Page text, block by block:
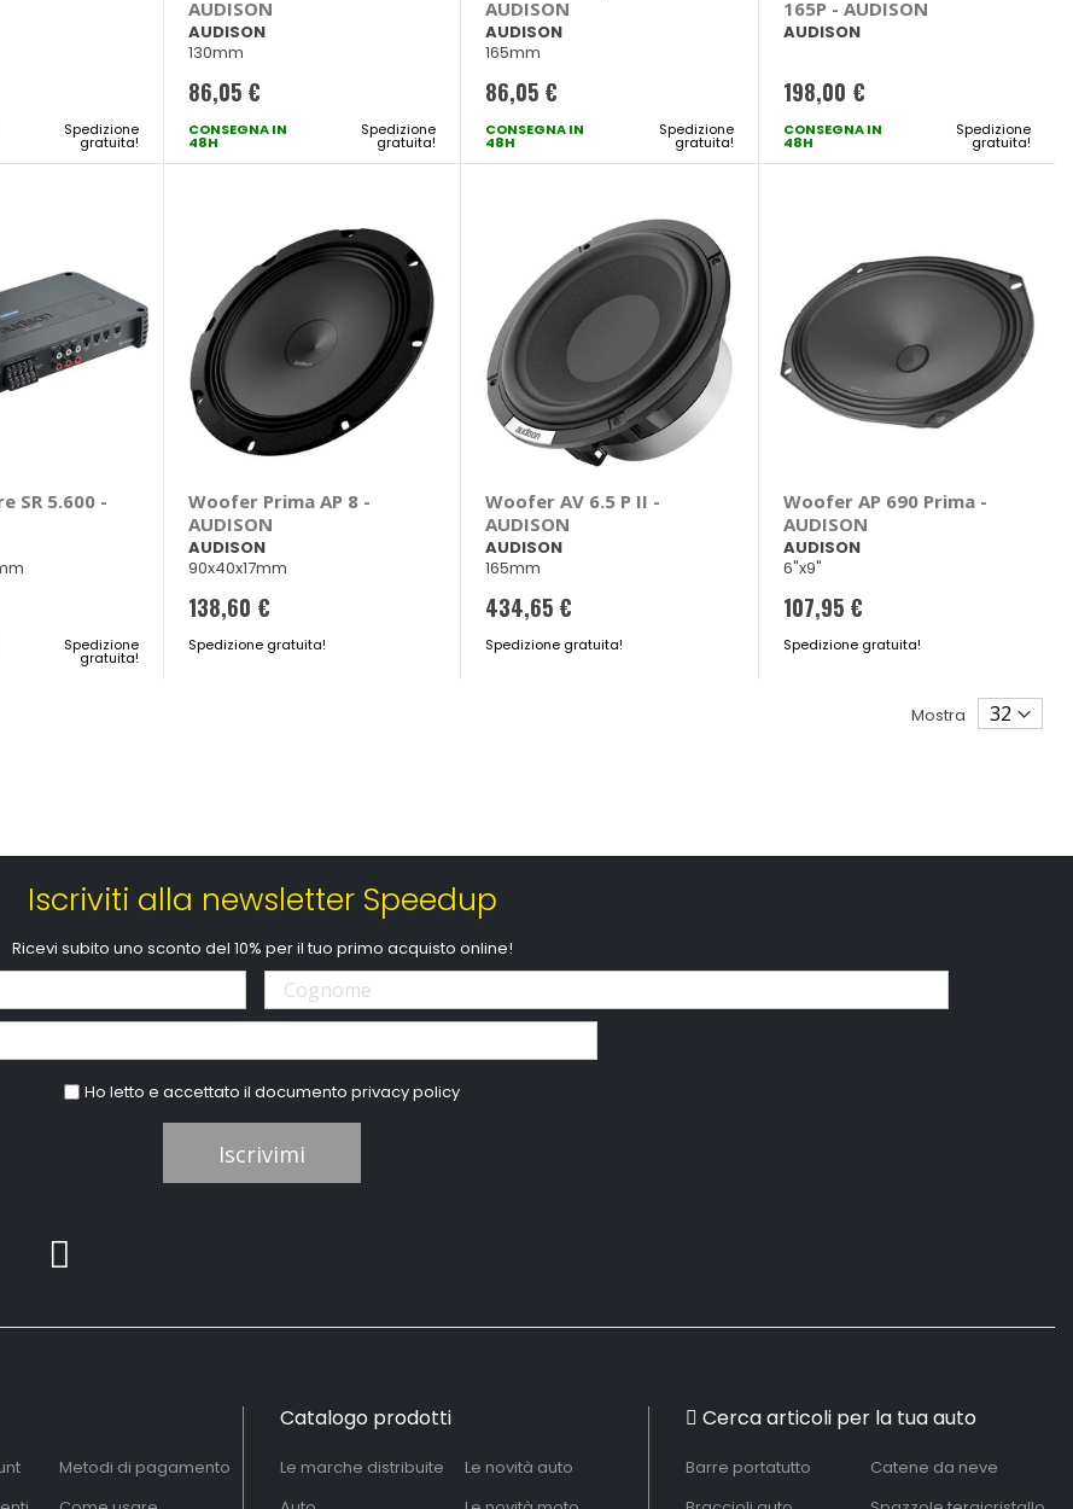
Spedizione
gratuita!
AUDISON
AUDISON
130mm
86,05 €
CONSEGNA IN
48H
Spedizione
gratuita!
AUDISON
AUDISON
165mm
86,05 €
CONSEGNA IN
48H
Spedizione
gratuita!
165P - AUDISON
AUDISON
198,00 €
CONSEGNA IN
48H
Spedizione
gratuita!
SR 5.600 -
Spedizione
gratuita!
Woofer Prima AP 8 -
AUDISON
AUDISON
90x40x17mm
138,60 €
Spedizione gratuita!
Woofer AV 6.5 P II -
AUDISON
AUDISON
165mm
434,65 €
Spedizione gratuita!
Woofer AP 690 Prima -
AUDISON
AUDISON
6"x9"
107,95 €
Spedizione gratuita!
Mostra
Iscriviti alla newsletter Speedup
Ricevi subito uno sconto del 10% per il tuo primo acquisto online!
Ho letto e accettato il documentoprivacy policy
Iscrivimi
Metodi di pagamento
Catalogo prodotti
Le marche distribuite
Le novità auto
Cerca articoli per la tua auto
Barre portatutto
Catene da neve